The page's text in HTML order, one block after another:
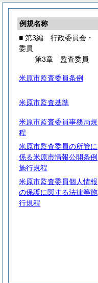
例規名称
■ 第3編 行政委員会・
委員
第3章 監査委員
米原市監査委員条例
米原市監査基準
米原市監査委員事務局規
程
米原市監査委員の所管に
係る米原市情報公開条例
施行規程
米原市監査委員個人情報
の保護に関する法律等施
行規程